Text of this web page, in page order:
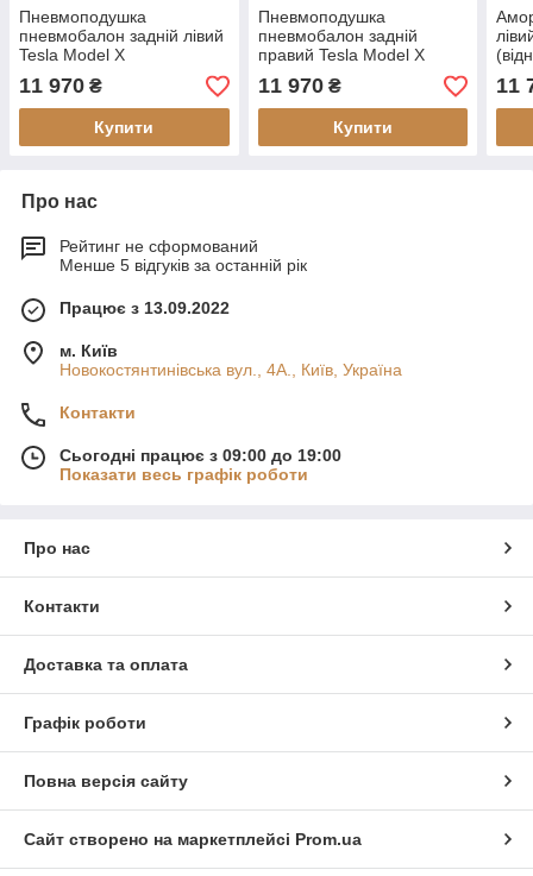
Пневмоподушка
пневмобалон задній лівий
Tesla Model X
(відновлений)
11 970 ₴
Купити
Пневмоподушка
пневмобалон задній
правий Tesla Model X
(відновлений)
11 970₴
Купити
11
Про нас
Рейтинг не сформований
Менше 5 відгуків за останній рік
Працює з 13.09.2022
м. Київ
Новокостянтинівська вул., 4А., Київ, Україна
Контакти
Сьогодні працює з 09:00 до 19:00
Показати весь графік роботи
Про нас
Контакти
Доставка та оплата
Графік роботи
Повна версія сайту
Сайт створено на маркетплейсі Prom.ua